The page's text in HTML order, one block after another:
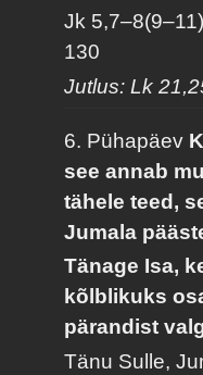
Jk
130
Jutlus: Lk
6. Pühapäev
see annab
tähele teed,
Jumala
Tänage Isa,
kõlblikuks
pärandist
Tänu Sulle,